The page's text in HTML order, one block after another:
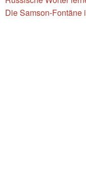
Die Samson-Fontäne